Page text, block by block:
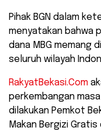
Pihak BGN dalam
menyatakan bahwa
dana MBG memang
seluruh wilayah
RakyatBekasi.Com
perkembangan
dilakukan Pemkot
Makan Bergizi